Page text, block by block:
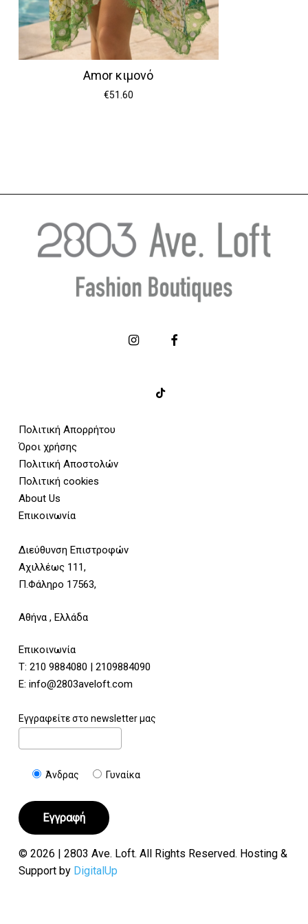
Amor κιμονό
€51.60
Πολιτική Απορρήτου
Όροι χρήσης
Πολιτική Αποστολών
Πολιτική cookies
About Us
Επικοινωνία
Διεύθυνση Επιστροφών
Αχιλλέως 111,
Π.Φάληρο 17563,
Αθήνα , Ελλάδα
Επικοινωνία
Τ: 210 9884080 | 2109884090
E: info@2803aveloft.com
Εγγραφείτε στο newsletter μας
Άνδρας Γυναίκα
© 2026 | 2803 Ave. Loft. All Rights Reserved. Hosting &
Support by DigitalUp